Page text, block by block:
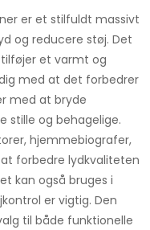
er et stilfuldt massivt
og reducere støj. Det
et varmt og
med at det forbedrer
med at bryde
stille og behagelige.
hjemmebiografer,
forbedre lydkvaliteten
kan også bruges i
er vigtig. Den
til både funktionelle